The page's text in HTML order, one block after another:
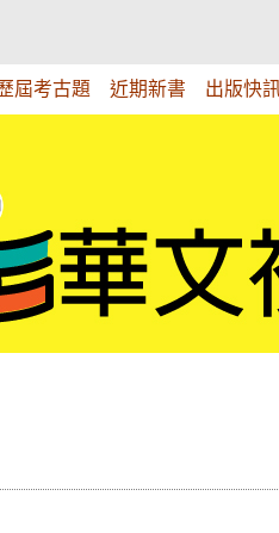
屆考古題 近期新書 出版快